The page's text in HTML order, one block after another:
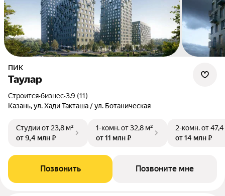
ПИК
Таулар
Строится•бизнес•3.9 (11)
Казань, ул. Хади Такташа / ул. Ботаническая
Студииот 23,8 м²
от 9,4 млн ₽
1-комн.от 32,8 м²
от 11 млн ₽
2-комн.от
от 14 млн ₽
Позвонить Позвоните мне